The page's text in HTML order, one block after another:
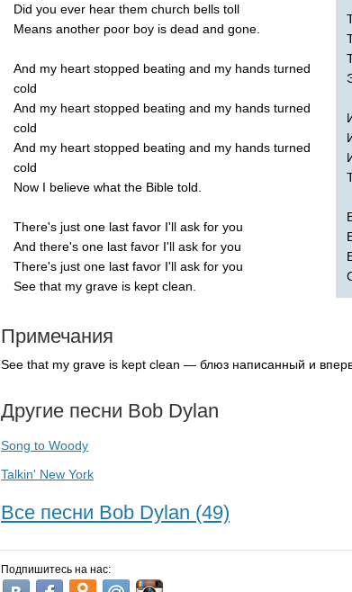
Did you ever hear them church bells toll
Means another poor boy is dead and gone
And my heart stopped beating and my hands turned
cold
And my heart stopped beating and my hands turned
cold
And my heart stopped beating and my hands turned
cold
Now I believe what the Bible told
There's just one last favor I'll ask for you
And there's one last favor I'll ask for you
There's just one last favor I'll ask for you
See that my grave is kept clean
Примечания
See that my grave is kept clean — блюз написанный и
Другие песни Bob Dylan
Song to Woody
Talkin' New York
Все песни Bob Dylan (49)
Подпишитесь на нас: